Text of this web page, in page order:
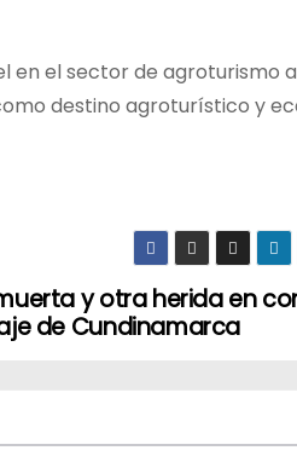
en el sector de agroturismo
destino agroturístico y
y otra herida en
de Cundinamarca